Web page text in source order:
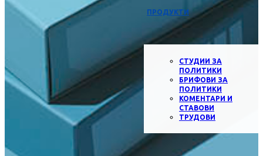
ПРОДУКТИ
СТУДИИ ЗА
ПОЛИТИКИ
БРИФОВИ ЗА
ПОЛИТИКИ
КОМЕНТАРИ И
СТАВОВИ
ТРУДОВИ